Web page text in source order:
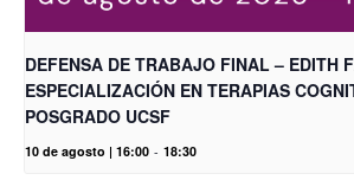
DEFENSA DE TRABAJO FINAL – EDITH
ESPECIALIZACIÓN EN TERAPIAS
POSGRADO UCSF
10 de agosto | 16:00 - 18:30